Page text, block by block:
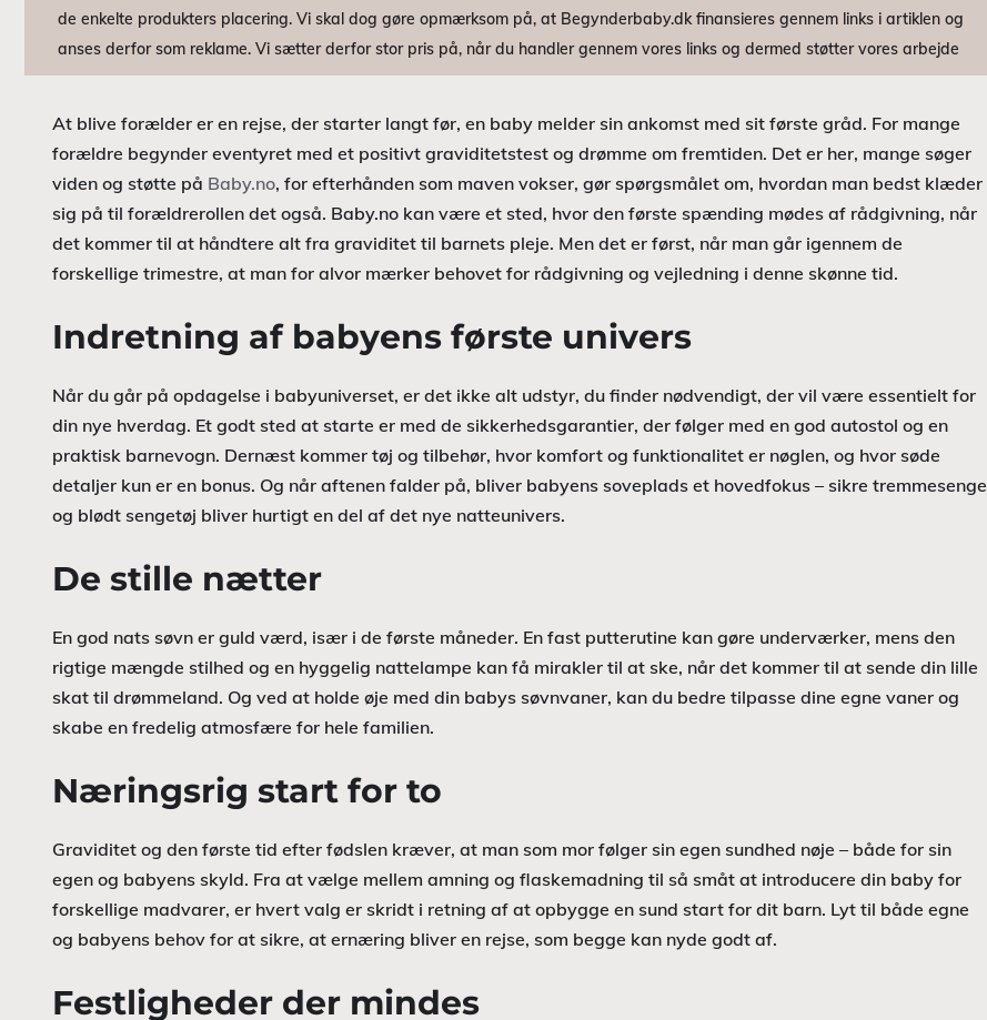
de enkelte produkters placering. Vi skal dog gøre opmærksom på, at Begynderbaby.dk finansieres gennem links i artiklen og
anses derfor som reklame. Vi sætter derfor stor pris på, når du handler gennem vores links og dermed støtter vores arbejde
At blive forælder er en rejse, der starter langt før, en baby melder sin ankomst med sit første gråd. For mange
forældre begynder eventyret med et positivt graviditetstest og drømme om fremtiden. Det er her, mange søger
viden og støtte på Baby.no, for efterhånden som maven vokser, gør spørgsmålet om, hvordan man bedst klæder
sig på til forældrerollen det også. Baby.no kan være et sted, hvor den første spænding mødes af rådgivning, når
det kommer til at håndtere alt fra graviditet til barnets pleje. Men det er først, når man går igennem de
forskellige trimestre, at man for alvor mærker behovet for rådgivning og vejledning i denne skønne tid.
Indretning af babyens første univers
Når du går på opdagelse i babyuniverset, er det ikke alt udstyr, du finder nødvendigt, der vil være essentielt for
din nye hverdag. Et godt sted at starte er med de sikkerhedsgarantier, der følger med en god autostol og en
praktisk barnevogn. Dernæst kommer tøj og tilbehør, hvor komfort og funktionalitet er nøglen, og hvor søde
detaljer kun er en bonus. Og når aftenen falder på, bliver babyens soveplads et hovedfokus – sikre tremmesenge
og blødt sengetøj bliver hurtigt en del af det nye natteunivers.
De stille nætter
En god nats søvn er guld værd, især i de første måneder. En fast putterutine kan gøre underværker, mens den
rigtige mængde stilhed og en hyggelig nattelampe kan få mirakler til at ske, når det kommer til at sende din lille
skat til drømmeland. Og ved at holde øje med din babys søvnvaner, kan du bedre tilpasse dine egne vaner og
skabe en fredelig atmosfære for hele familien.
Næringsrig start for to
Graviditet og den første tid efter fødslen kræver, at man som mor følger sin egen sundhed nøje – både for sin
egen og babyens skyld. Fra at vælge mellem amning og flaskemadning til så småt at introducere din baby for
forskellige madvarer, er hvert valg er skridt i retning af at opbygge en sund start for dit barn. Lyt til både egne
og babyens behov for at sikre, at ernæring bliver en rejse, som begge kan nyde godt af.
Festligheder der mindes